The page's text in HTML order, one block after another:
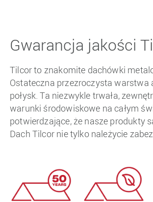
Gwarancja jakości
Tilcor to znakomite dachówki
Ostateczna przezroczysta warstwa
połysk. Ta niezwykle trwała,
warunki środowiskowe na całym
potwierdzające, że nasze produkty
Dach Tilcor nie tylko należycie